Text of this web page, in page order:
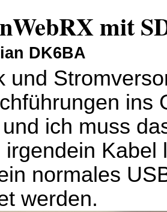
mit
DK6BA
und
ins
ich muss
irgendein
normales
werden.